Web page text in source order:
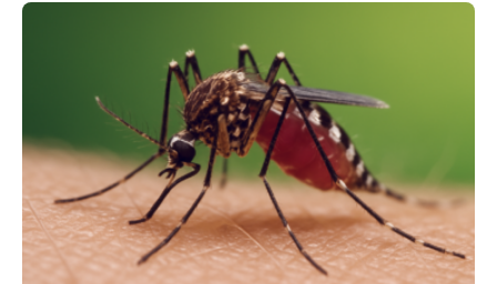
Grünalgen, die vor Hunderten von Millionen Jahren
lebten. Unter den Vorfahren sticht eine Gruppe heraus,
die noch heute in der Natur vorkommt: die
Süßwasseralge Coleochaetophyceae. Einige Arten
dieser Gruppe bilden aus Zellfäden dichte Geflechte
mit scheibenförmiger Gestalt. Was auffällig ist: Die
nächsten…